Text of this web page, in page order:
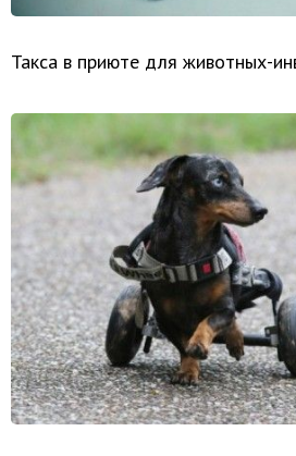
Такса в приюте для животных-